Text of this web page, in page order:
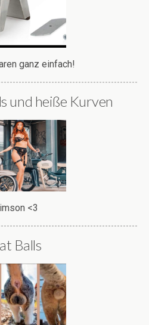
ganz einfach!
und heiße Kurven
<3
Balls